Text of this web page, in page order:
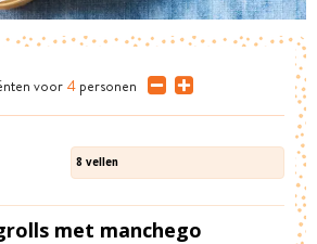
voor 4 personen
8 vellen
met manchego